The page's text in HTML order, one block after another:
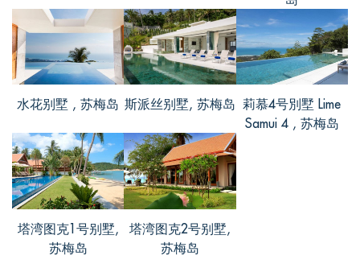
Jamie, from China
评价 Jan 01 2017
别墅实在太美了，泳池也很棒，风景也很
棒。每天早晨起來就可以向外看到蘇梅島
北岸的風光。而且别墅距离各个景点都很
近，管家也会帮忙安排车，一定要去查汶
海滩，很多特色酒吧。我们想要学习潜
水，管家也会告诉我们哪里比较好，因为
我们会担心被网上的营销信息骗了，有当
地人推荐会放心许多，那里的教练真很尽
职尽责，我们也拍了很多漂亮的
水花别墅 , 苏梅岛 斯派丝别墅, 苏梅岛 莉慕4号別墅 Lime
Samui 4 , 苏梅岛
塔湾图克1号别墅,
苏梅岛
塔湾图克2号别墅,
苏梅岛